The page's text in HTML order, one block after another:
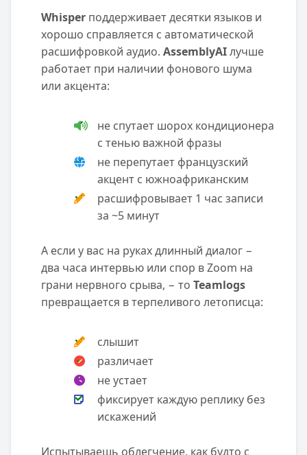
Whisper поддерживает десятки языков и
хорошо справляется с автоматической
расшифровкой аудио. AssemblyAIлучше
работает при наличии фонового шума
или акцента:
не спутает шорох кондиционера
с тенью важной фразы
не перепутает французский
акцент с южноафриканским
расшифровывает 1 час записи
за ~5 минут
А если у вас на руках длинный диалог −
два часа интервью или спор в Zoom на
грани нервного срыва, − то Teamlogs
превращается в терпеливого летописца:
слышит
различает
не устает
фиксирует каждую реплику без
искажений
Испытываешь облегчение, как будто с